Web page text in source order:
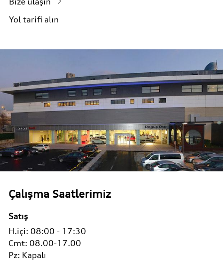
Yol tarifi alın
Çalışma Saatlerimiz
Satış
H.içi: 08:00 - 17:30
Cmt: 08.00-17.00
Pz: Kapalı